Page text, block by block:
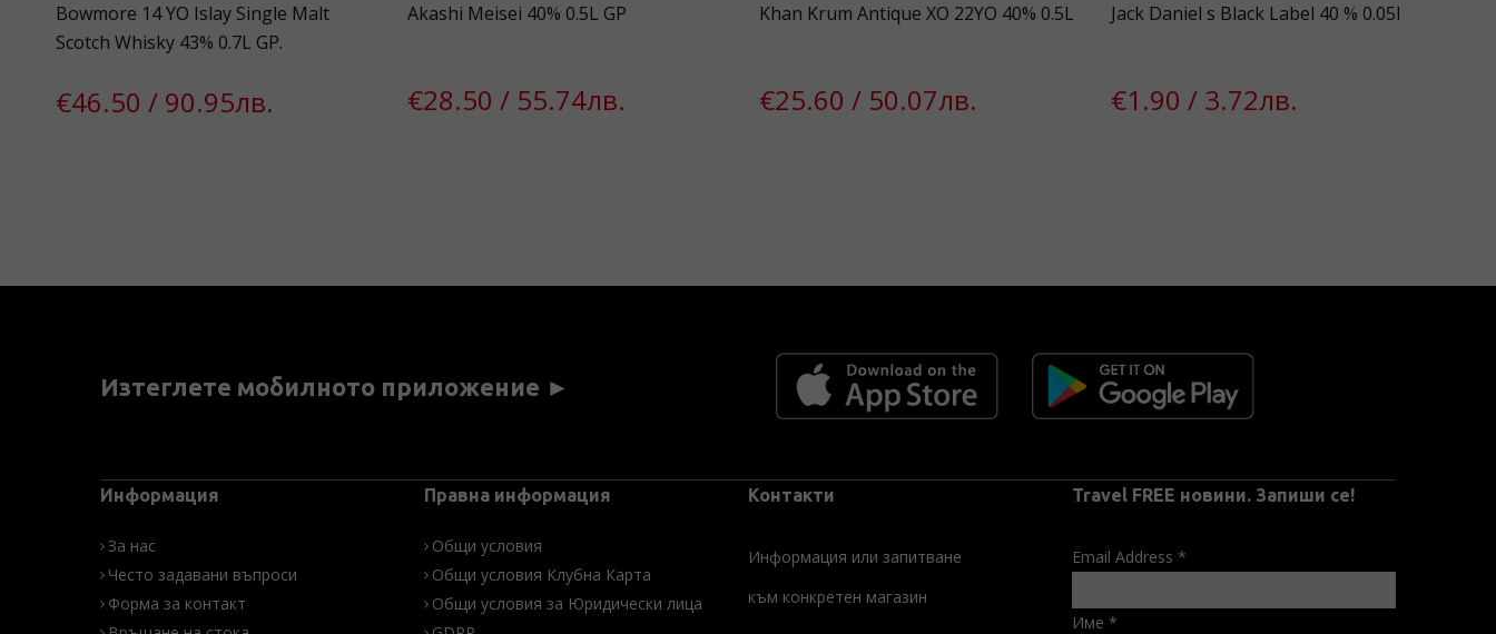
Bowmore 14 YO Islay Single Malt
Scotch Whisky 43% 0.7L GP.
€46.50 / 90.95лв.
Akashi Meisei 40% 0.5L GP
€28.50 / 55.74лв.
Khan Krum Antique XO 22YO 40% 0.5L
€25.60 / 50.07лв.
Jack Daniel s Black Label 40 % 0.05l
€1.90 / 3.72лв.
Изтеглете мобилното приложение ►
Информация
За нас
Често задавани въпроси
Форма за контакт
Правна информация
Общи условия
Общи условия Клубна Карта
Общи условия за Юридически лица
Контакти
Информация или запитване
към конкретен магазин
Travel FREE новини. Запиши се!
Email Address *
Име *